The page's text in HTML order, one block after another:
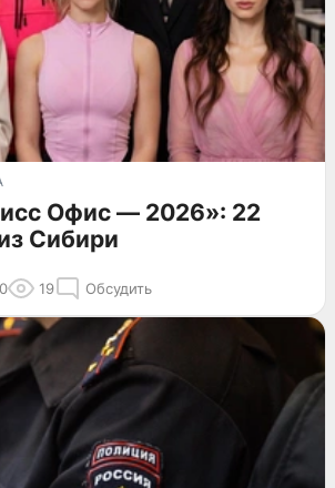
Офис — 2026»: 22
Сибири
19 Обсудить